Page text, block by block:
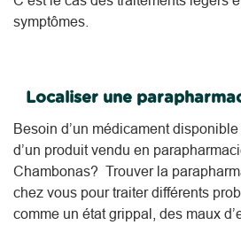
symptômes.
Localiser une
Besoin d’un médicament
d’un produit vendu en
Chambonas? Trouver la
chez vous pour traiter différents
comme un état grippal, des maux